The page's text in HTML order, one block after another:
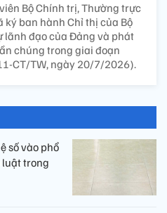
Bộ Chính trị, Thường trực
ký ban hành Chỉ thị của Bộ
lãnh đạo của Đảng và phát
chúng trong giai đoạn
CT/TW, ngày 20/7/2026).
số vào phổ
luật trong